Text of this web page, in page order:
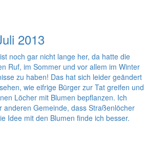
2013
noch gar nicht lange her, da hatte die
Ruf, im Sommer und vor allem im Winter
zu haben! Das hat sich leider geändert
wie eifrige Bürger zur Tat greifen und
Löcher mit Blumen bepflanzen. Ich
anderen Gemeinde, dass Straßenlöcher
Idee mit den Blumen finde ich besser.